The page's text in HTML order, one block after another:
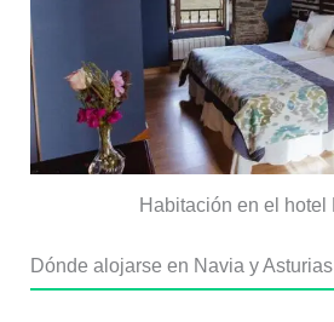
Habitación en el hotel
Dónde alojarse en Navia y